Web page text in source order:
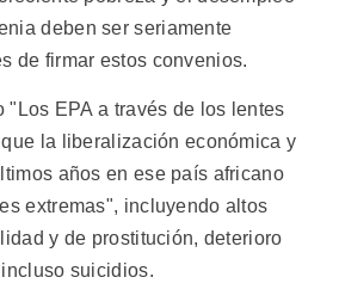
deben ser seriamente
de firmar estos convenios.
"Los EPA a través de los lentes
la liberalización económica y
años en ese país africano
extremas", incluyendo altos
y de prostitución, deterioro
suicidios.